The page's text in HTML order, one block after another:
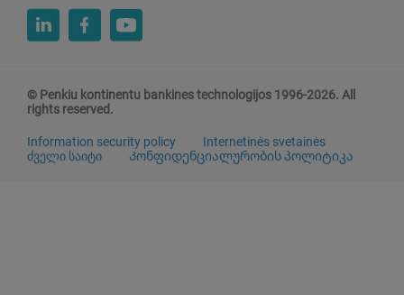
© Penkiu kontinentu bankines technologijos 1996-2026. All
rights reserved.
Information security policy
Internetinės svetainės
ძველი საიტი
Კონფიდენციალურობის პოლიტიკა